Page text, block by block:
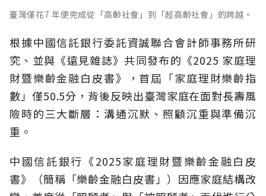
臺灣僅花7 年便完成從「高齡社會」到「超高齡社會」的跨越。
根據中國信託銀行委託資誠聯合會計師事務所研
究、並與《遠見雜誌》共同發布的《2025 家庭理
財暨樂齡金融白皮書》，首屆「家庭理財樂齡指
數」僅50.5分，背後反映出臺灣家庭在面對長壽風
險時的三大斷層：溝通沉默、照顧沉重與準備沉
重。
中國信託銀行《2025家庭理財暨樂齡金融白皮
書》（簡稱「樂齡金融白皮書」）因應家庭結構改